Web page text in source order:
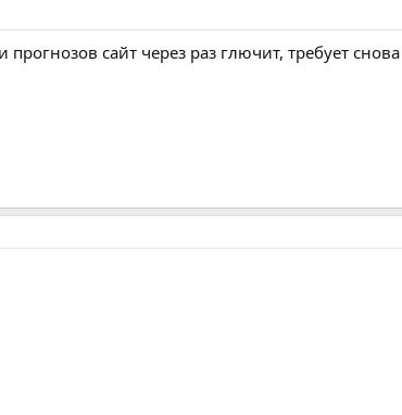
сайт через раз глючит, требует снова